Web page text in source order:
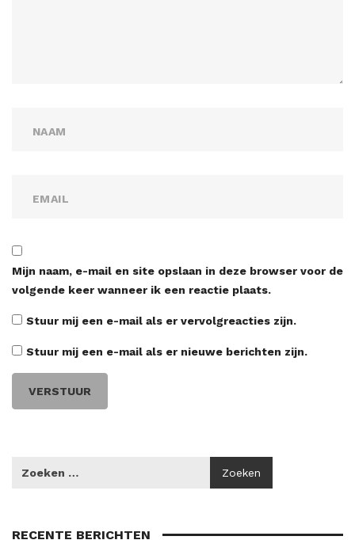
Mijn naam, e-mail en site opslaan in deze browser voor de
volgende keer wanneer ik een reactie plaats.
Stuur mij een e-mail als er vervolgreacties zijn.
Stuur mij een e-mail als er nieuwe berichten zijn.
RECENTE BERICHTEN